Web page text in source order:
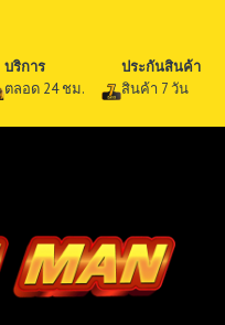
บริการ
ตลอด 24 ชม.
ประกันสินค้า
สินค้า 7 วัน